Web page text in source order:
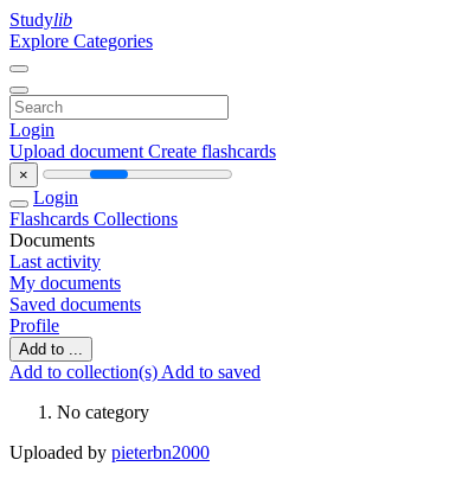
Studylib
Explore Categories
Login
Upload document Create flashcards
×
Login
Flashcards Collections
Documents
Last activity
My documents
Saved documents
Profile
Add to ...
Add to collection(s) Add to saved
No category
Uploaded by pieterbn2000